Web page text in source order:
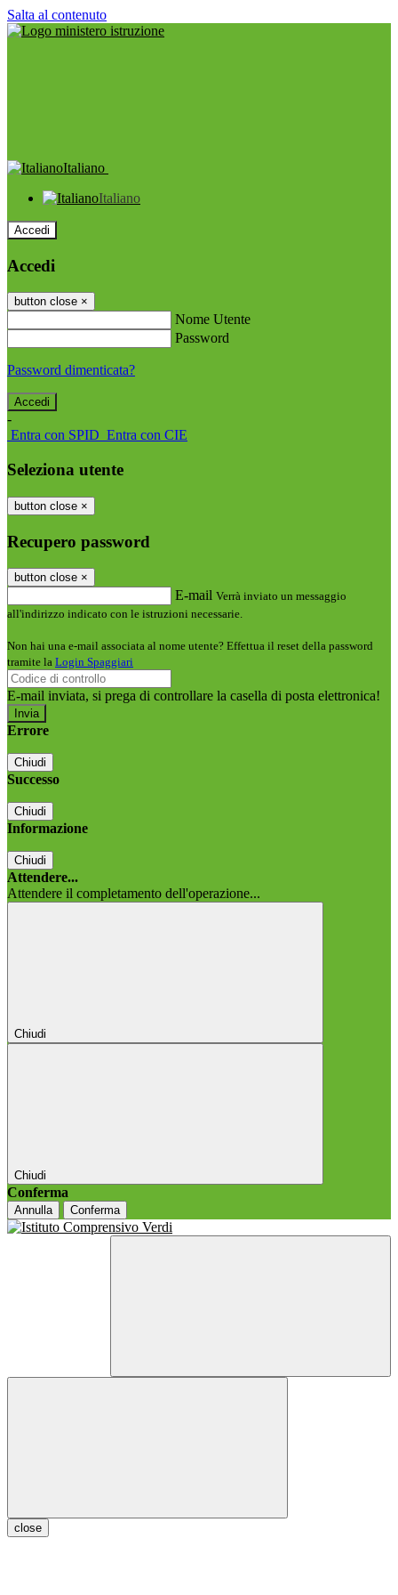
Salta al contenuto
Italiano
Italiano
Accedi
Accedi
button close ×
Nome Utente
Password
Password dimenticata?
-
Entra con SPID Entra con CIE
Seleziona utente
button close ×
Recupero password
button close ×
E-mail Verrà inviato un messaggio
all'indirizzo indicato con le istruzioni necessarie.
Non hai una e-mail associata al nome utente? Effettua il reset della password
tramite la Login Spaggiari
E-mail inviata, si prega di controllare la casella di posta elettronica!
Errore
Chiudi
Successo
Chiudi
Informazione
Chiudi
Attendere...
Attendere il completamento dell'operazione...
Chiudi
Chiudi
Conferma
Annulla Conferma
close